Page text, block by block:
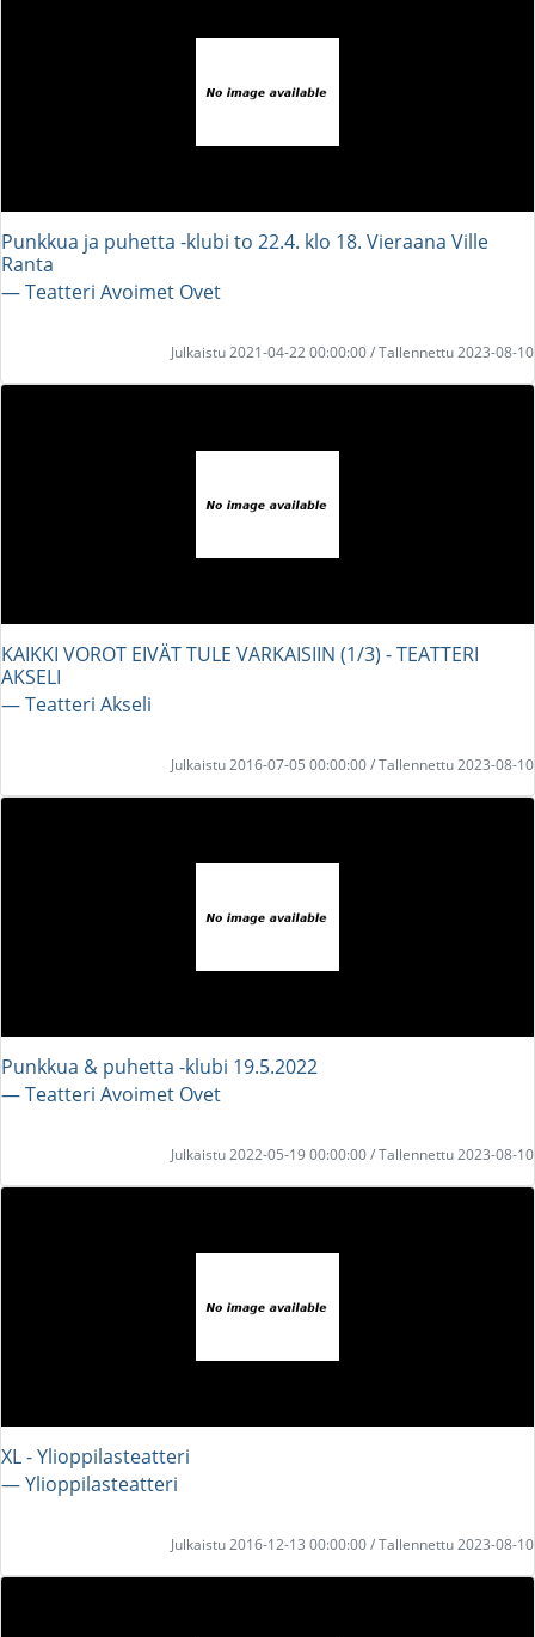
Punkkua ja puhetta -klubi to 22.4. klo 18. Vieraana Ville
Ranta
― Teatteri Avoimet Ovet
Julkaistu 2021-04-22 00:00:00 / Tallennettu 2023-08-10
KAIKKI VOROT EIVÄT TULE VARKAISIIN (1/3) - TEATTERI
AKSELI
― Teatteri Akseli
Julkaistu 2016-07-05 00:00:00 / Tallennettu 2023-08-10
Punkkua & puhetta -klubi 19.5.2022
― Teatteri Avoimet Ovet
Julkaistu 2022-05-19 00:00:00 / Tallennettu 2023-08-10
XL - Ylioppilasteatteri
― Ylioppilasteatteri
Julkaistu 2016-12-13 00:00:00 / Tallennettu 2023-08-10